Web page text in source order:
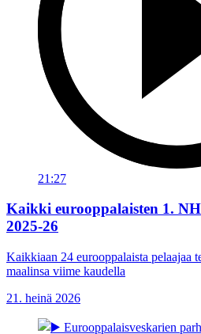
21:27
Kaikki eurooppalaisten 1.
2025-26
Kaikkiaan 24 eurooppalaista pelaajaa
maalinsa viime kaudella
21. heinä 2026